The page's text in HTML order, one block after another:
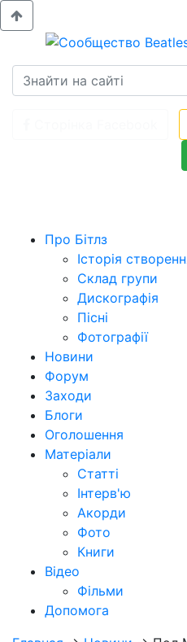
Про Бітлз
Історія
Склад групи
Дискографія
Пісні
Фотографії
Новини
Форум
Заходи
Блоги
Оголошення
Матеріали
Статті
Інтерв'ю
Акорди
Фото
Книги
Відео
Фільми
Допомога